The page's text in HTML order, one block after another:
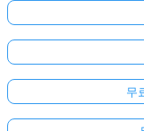
무